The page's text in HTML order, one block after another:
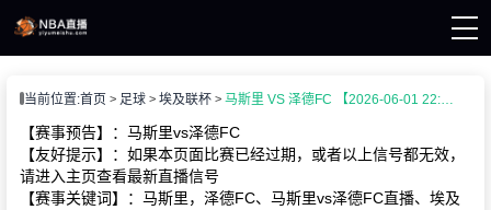
播
当前位置:首页 足球 埃及联杯 马斯里 VS 泽德FC 【2026-06-01 22:00:00】
【赛事预告】：马斯里vs泽德FC
【友好提示】：如果本页面比赛已经过期，或者以上信号都无效，
请进入主页查看最新直播信号
【赛事关键词】：马斯里，泽德FC、马斯里vs泽德FC直播、埃及